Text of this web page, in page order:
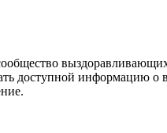
доступной информацию о